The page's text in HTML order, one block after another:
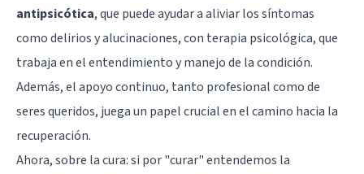
antipsicótica, que puede ayudar a aliviar los síntomas
como delirios y alucinaciones, con terapia psicológica, que
trabaja en el entendimiento y manejo de la condición.
Además, el apoyo continuo, tanto profesional como de
seres queridos, juega un papel crucial en el camino hacia la
recuperación.
Ahora, sobre la cura: si por "curar" entendemos la